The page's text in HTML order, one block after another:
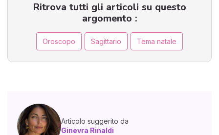
Ritrova tutti gli articoli su questo
argomento :
Oroscopo Sagittario Tema natale
Articolo suggerito da
Ginevra Rinaldi